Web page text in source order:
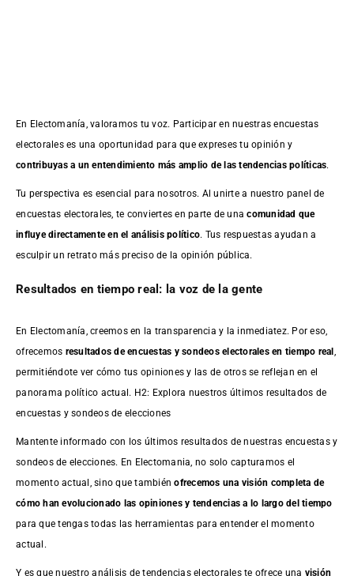
En Electomanía, valoramos tu voz. Participar en nuestras encuestas
electorales es una oportunidad para que expreses tu opinión y
contribuyas a un entendimiento más amplio de las tendencias políticas.
Tu perspectiva es esencial para nosotros. Al unirte a nuestro panel de
encuestas electorales, te conviertes en parte de unacomunidad que
influye directamente en el análisis político. Tus respuestas ayudan a
esculpir un retrato más preciso de la opinión pública.
Resultados en tiempo real: la voz de la gente
En Electomanía, creemos en la transparencia y la inmediatez. Por eso,
ofrecemos resultados deencuestas y sondeos electorales en tiempo real ,
permitiéndote ver cómo tus opiniones y las de otros se reflejan en el
panorama político actual. H2: Explora nuestros últimos resultados de
encuestas y sondeos de elecciones
Mantente informado con los últimos resultados de nuestras encuestasy
sondeos de elecciones. En Electomania, no solo capturamos el
momento actual, sino que tambiénofrecemos una visión completa de
cómo han evolucionado las opiniones y tendencias a lo largo del tiempo
para que tengas todas las herramientas para entender el momento
actual.
Y es que nuestro análisis de tendencias electorales te ofrece una visión